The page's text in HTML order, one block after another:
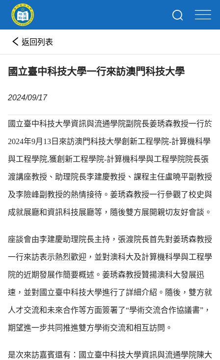
返回列表
國立臺中科技大學一行來訪澳門科技大學
2024/09/17
國立臺中科技大學資訊與流通學院副院長姜琇森教授一行於
2024年9月13日來訪澳門科技大學創新工程學院-計算機科學
與工程學院,獲創新工程學院-計算機科學與工程學院院長張
渡講座教授、助理院長李建慶教授、課程主任盧曉平副教授
及李險峰副教授的熱情接待。姜琇森教授一行參觀了校史與
成就展廳和資訊科技展廳等，隨後雙方展開親切友好會談。
座談會由李建慶助理院長主持，張渡院長首先對姜琇森教授
一行來訪表示熱烈歡迎，並對澳科大及計算機科學與工程學
院的近期發展作簡要概述。姜琇森教授贊揚澳科大發展迅
速，並對國立臺中科技大學進行了詳細介紹。隨後，雙方就
人才交流和未來合作等方面簽署了“學術交流合作協議書”，
期望進一步共同推進雙方學術交流和相互訪問。
是次來訪嘉賓還有：國立臺中科技大學資訊與流通學院陳大